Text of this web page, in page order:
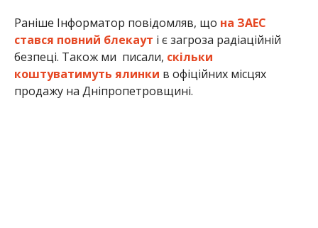
Раніше Інформатор повідомляв, що на ЗАЕС
стався повний блекаут і є загроза радіаційній
безпеці. Також ми писали, скільки
коштуватимуть ялинки в офіційних місцях
продажу на Дніпропетровщині.